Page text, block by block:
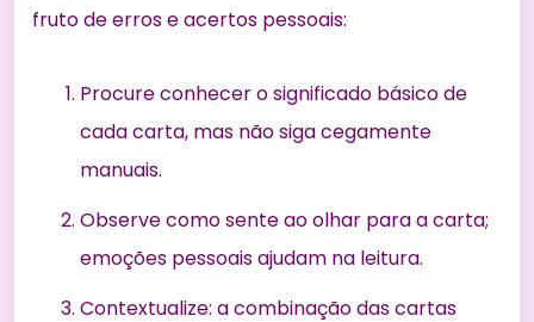
fruto de erros e acertos pessoais:
Procure conhecer o significado básico de
cada carta, mas não siga cegamente
manuais.
Observe como sente ao olhar para a carta;
emoções pessoais ajudam na leitura.
Contextualize: a combinação das cartas